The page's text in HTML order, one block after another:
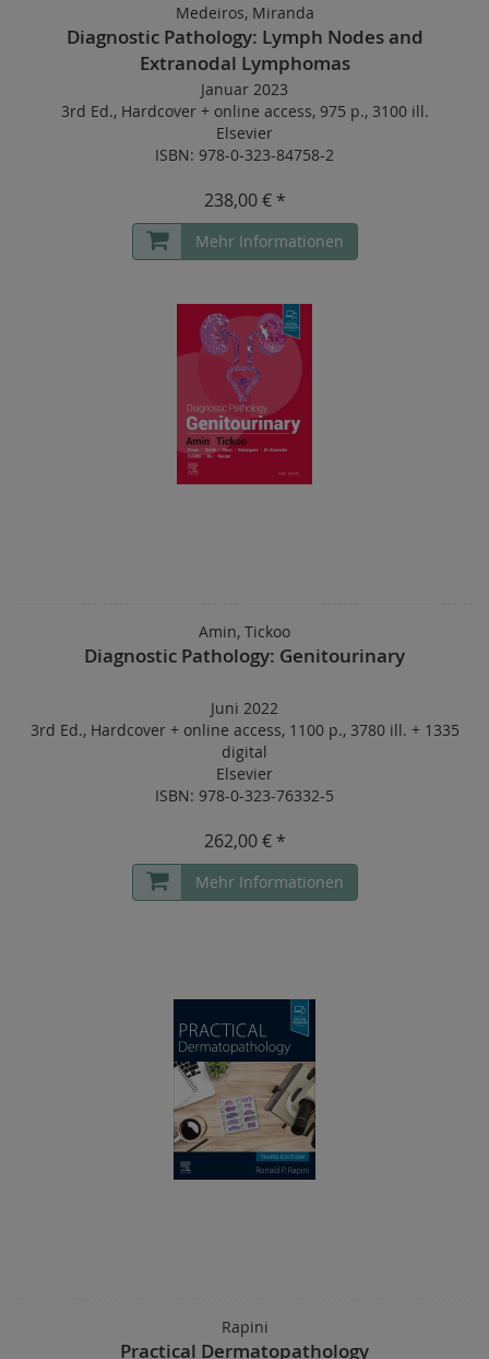
Medeiros, Miranda
Diagnostic Pathology: Lymph Nodes and
Extranodal Lymphomas
Januar 2023
3rd Ed., Hardcover+ online access, 975 p., 3100 ill.
Elsevier
ISBN: 978-0-323-84758-2
238,00 € *
Mehr Informationen
Amin, Tickoo
Diagnostic Pathology: Genitourinary
Juni 2022
3rd Ed., Hardcover+ online access, 1100 p., 3780 ill. + 1335
digital
Elsevier
ISBN: 978-0-323-76332-5
262,00 € *
Mehr Informationen
Rapini
Practical Dermatopathology